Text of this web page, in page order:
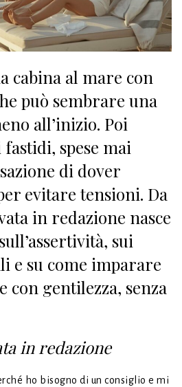
cabina al mare con
può sembrare una
all’inizio. Poi
spese mai
di dover
evitare tensioni. Da
in redazione nasce
sui
e su come imparare
con gentilezza, senza
in redazione
ho bisogno di un consiglio e mi